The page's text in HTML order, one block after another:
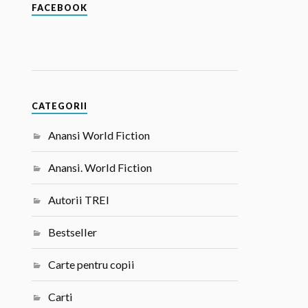
FACEBOOK
CATEGORII
Anansi World Fiction
Anansi. World Fiction
Autorii TREI
Bestseller
Carte pentru copii
Carti